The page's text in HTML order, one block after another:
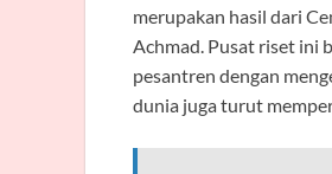
merupakan hasil dari
Achmad. Pusat riset ini
pesantren dengan
dunia juga turut